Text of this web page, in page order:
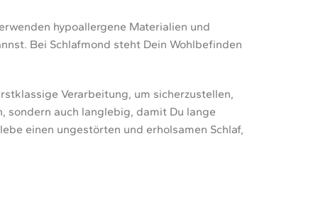
hypoallergene Materialien und
Bei Schlafmond steht Dein Wohlbefinden
Verarbeitung, um sicherzustellen,
sondern auch langlebig, damit Du lange
einen ungestörten und erholsamen Schlaf,